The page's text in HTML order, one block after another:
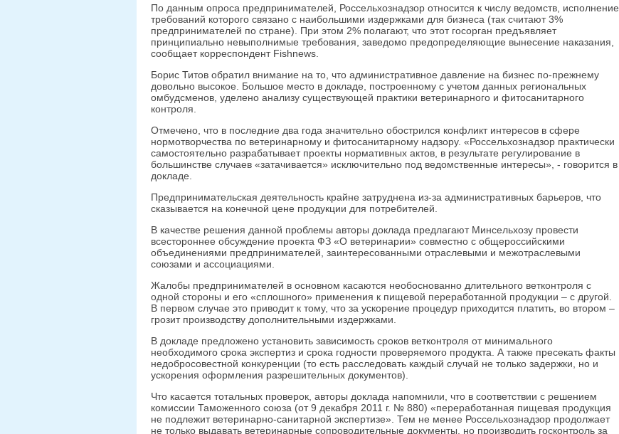
По данным опроса предпринимателей, Россельхознадзор относится к числу ведомств, исполнение
требований которого связано с наибольшими издержками для бизнеса (так считают 3%
предпринимателей по стране). При этом 2% полагают, что этот госорган предъявляет
принципиально невыполнимые требования, заведомо предопределяющие вынесение наказания,
сообщает корреспондент Fishnews.
Борис Титов обратил внимание на то, что административное давление на бизнес по-прежнему
довольно высокое. Большое место в докладе, построенному с учетом данных региональных
омбудсменов, уделено анализу существующей практики ветеринарного и фитосанитарного
контроля.
Отмечено, что в последние два года значительно обострился конфликт интересов в сфере
нормотворчества по ветеринарному и фитосанитарному надзору. «Россельхознадзор практически
самостоятельно разрабатывает проекты нормативных актов, в результате регулирование в
большинстве случаев «затачивается» исключительно под ведомственные интересы», - говорится в
докладе.
Предпринимательская деятельность крайне затруднена из-за административных барьеров, что
сказывается на конечной цене продукции для потребителей.
В качестве решения данной проблемы авторы доклада предлагают Минсельхозу провести
всестороннее обсуждение проекта ФЗ «О ветеринарии» совместно с общероссийскими
объединениями предпринимателей, заинтересованными отраслевыми и межотраслевыми
союзами и ассоциациями.
Жалобы предпринимателей в основном касаются необоснованно длительного ветконтроля с
одной стороны и его «сплошного» применения к пищевой переработанной продукции – с другой.
В первом случае это приводит к тому, что за ускорение процедур приходится платить, во втором –
грозит производству дополнительными издержками.
В докладе предложено установить зависимость сроков ветконтроля от минимального
необходимого срока экспертиз и срока годности проверяемого продукта. А также пресекать факты
недобросовестной конкуренции (то есть расследовать каждый случай не только задержки, но и
ускорения оформления разрешительных документов).
Что касается тотальных проверок, авторы доклада напомнили, что в соответствии с решением
комиссии Таможенного союза (от 9 декабря 2011 г. № 880) «переработанная пищевая продукция
не подлежит ветеринарно-санитарной экспертизе». Тем не менее Россельхознадзор продолжает
не только выдавать ветеринарные сопроводительные документы, но производить госконтроль за